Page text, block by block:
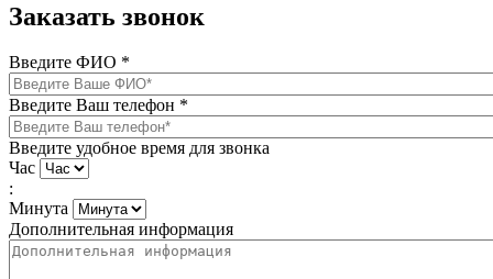
Заказать звонок
Введите ФИО *
Введите Ваш телефон *
Введите удобное время для звонка
Час
:
Минута
Дополнительная информация